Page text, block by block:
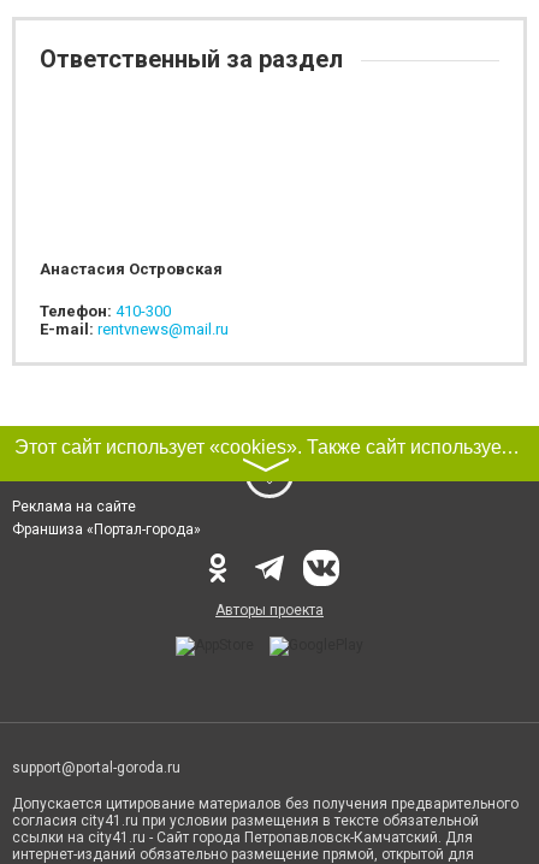
Ответственный за раздел
Анастасия Островская
Телефон: 410-300
E-mail: rentvnews@mail.ru
Этот сайт использует «cookies». Также сайт использует интернет-сервис для сбора технических данных касательно посетителей с целью получения маркетинговой и статистической информации. Условия обработки данных посетителей сайта см.
〉
Реклама на сайте
Франшиза «Портал-города»
Авторы проекта
support@portal-goroda.ru
Допускается цитирование материалов без получения предварительного
согласия city41.ru при условии размещения в тексте обязательной
ссылки на city41.ru - Сайт города Петропавловск-Камчатский. Для
интернет-изданий обязательно размещение прямой, открытой для